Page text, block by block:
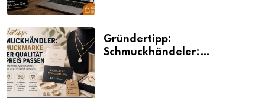
Gründertipp:
Schmuckhändeler: